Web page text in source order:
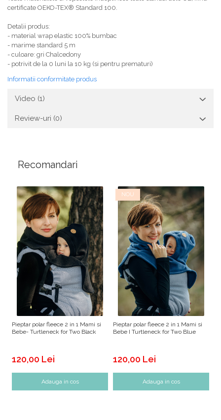
certificate OEKO-TEX® Standard 100.
Detalii produs:
- material wrap elastic 100% bumbac
- marime standard 5 m
- culoare: gri Chalcedony
- potrivit de la 0 luni la 10 kg (si pentru prematuri)
Informatii conformitate produs
Video (1)
Review-uri (0)
Recomandari
Pieptar polar fleece 2 in 1 Mami si
Bebe- Turtleneck for Two Black
120,00 Lei
Adauga in cos
NOU
Pieptar polar fleece 2 in 1 Mami si
Bebe I Turtleneck for Two Blue
120,00 Lei
Adauga in cos